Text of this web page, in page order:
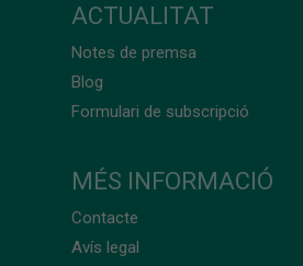
ACTUALITAT
Notes de premsa
Blog
Formulari de subscripció
MÉS INFORMACIÓ
Contacte
Avís legal